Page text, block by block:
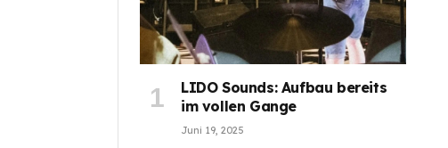
LIDO Sounds: Aufbau bereits
im vollen Gange
Juni 19, 2025